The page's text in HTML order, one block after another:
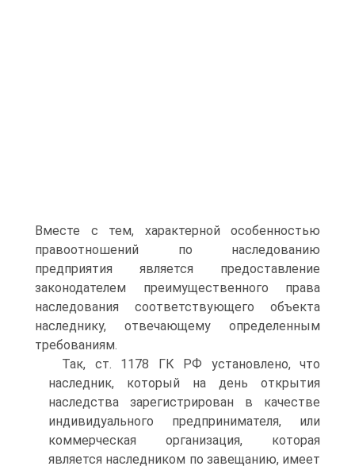
Вместе с тем, характерной особенностью
правоотношений по наследованию
предприятия является предоставление
законодателем преимущественного права
наследования соответствующего объекта
наследнику, отвечающему определенным
требованиям.
Так, ст. 1178 ГК РФ установлено, что
наследник, который на день открытия
наследства зарегистрирован в качестве
индивидуального предпринимателя, или
коммерческая организация, которая
является наследником по завещанию, имеет